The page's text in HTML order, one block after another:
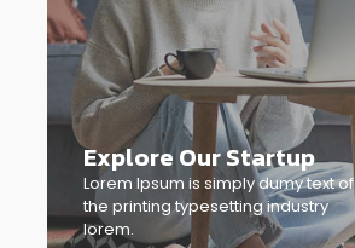
Explore Our Startup
Lorem Ipsum is simply dumy text of
the printing typesetting industry
lorem.